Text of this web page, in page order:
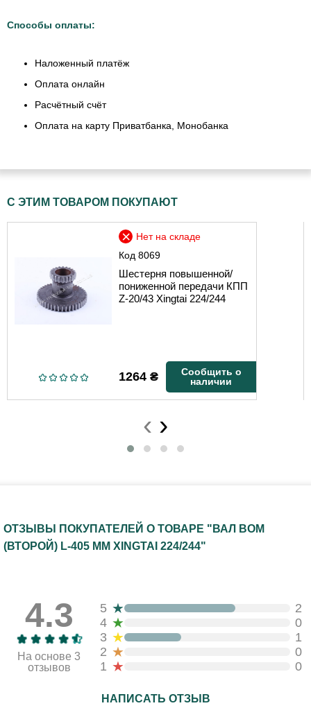
Способы оплаты:
Наложенный платёж
Оплата онлайн
Расчётный счёт
Оплата на карту Приватбанка, Монобанка
С ЭТИМ ТОВАРОМ ПОКУПАЮТ
Код 8069
Нет на складе
Шестерня повышенной/
пониженной передачи КПП
Z-20/43 Xingtai 224/244
1264 ₴
Сообщить о
наличии
‹ ›
ОТЗЫВЫ ПОКУПАТЕЛЕЙ О ТОВАРЕ "ВАЛ ВОМ
(ВТОРОЙ) L-405 ММ XINGTAI 224/244"
4.3
На основе 3
отзывов
5 ★
2
4 ★
0
3 ★
1
2 ★
0
1 ★ 0
НАПИСАТЬ ОТЗЫВ